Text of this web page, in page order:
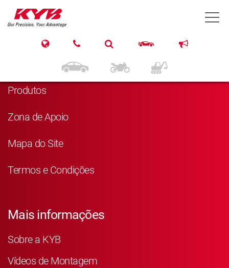
Navegação
Página Principal
Produtos
Zona de Apoio
Mapa do Site
Termos e Condições
Mais informações
Sobre a KYB
Vídeos de Montagem